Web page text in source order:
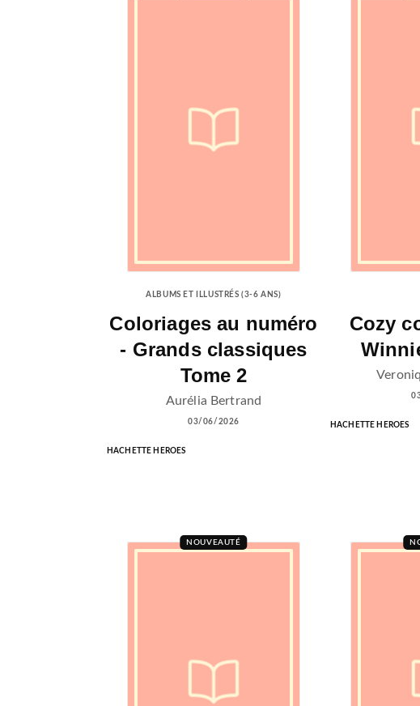
ALBUMS ET ILLUSTRÉS (3-6 ANS)
Coloriages au numéro
- Grands classiques
Tome 2
Aurélia Bertrand
03/06/2026
HACHETTE HEROES
Cozy
HACHETTE HEROES
NOUVEAUTÉ